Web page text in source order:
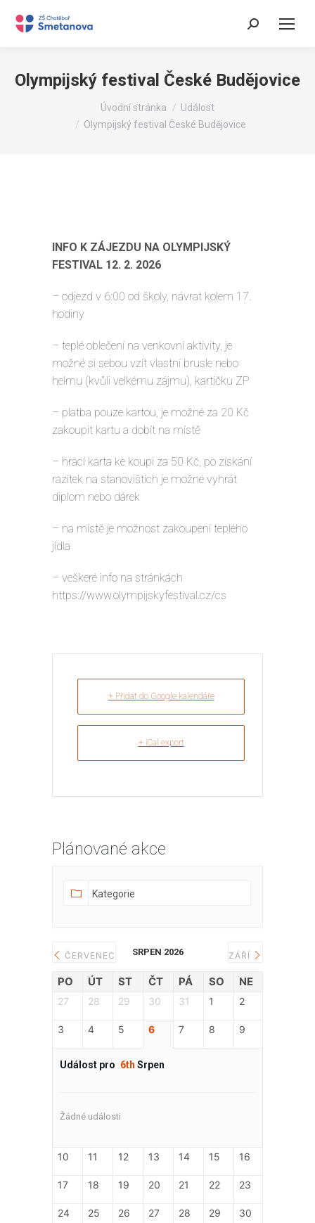
Search:
Olympijský festival České Budějovice
Úvodní stránka
Událost
Olympijský festival České Budějovice
INFO K ZÁJEZDU NA OLYMPIJSKÝ
FESTIVAL 12. 2. 2026
– odjezd v 6:00 od školy, návrat kolem 17.
hodiny
– teplé oblečení na venkovní aktivity, je
možné si sebou vzít vlastní brusle nebo
helmu (kvůli velkému zájmu), kartičku ZP
– platba pouze kartou, je možné za 20 Kč
zakoupit kartu a dobít na místě
– hrací karta ke koupi za 50 Kč, po získání
razítek na stanovištích je možné vyhrát
diplom nebo dárek
– na místě je možnost zakoupení teplého
jídla
– veškeré info na stránkách
https://www.olympijskyfestival.cz/cs
+ Přidat do Google kalendáře
+ iCal export
Plánované akce
ČERVENEC SRPEN 2026 ZÁŘÍ
PO ÚT ST ČT PÁ SO NE
27 28 29 30 31 1 2
3 4 5 6 7 8 9
Událost pro 6th Srpen
Žádné události
10 11 12 13 14 15 16
17 18 19 20 21 22 23
24 25 26 27 28 29 30